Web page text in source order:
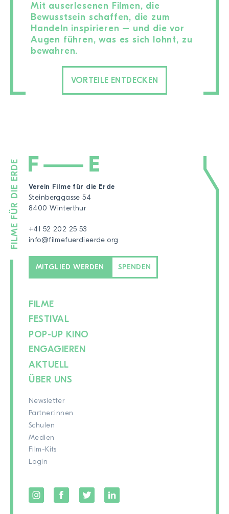
Mit auserlesenen Filmen, die
Bewusstsein schaffen, die zum
Handeln inspirieren – und die vor
Augen führen, was es sich lohnt, zu
bewahren.
VORTEILE ENTDECKEN
Verein Filme für die Erde
Steinberggasse 54
8400 Winterthur
+41 52 202 25 53
info@filmefuerdieerde.org
MITGLIED WERDEN SPENDEN
FILME
FESTIVAL
POP-UP KINO
ENGAGIEREN
AKTUELL
ÜBER UNS
Newsletter
Partner:innen
Schulen
Medien
Film-Kits
Login